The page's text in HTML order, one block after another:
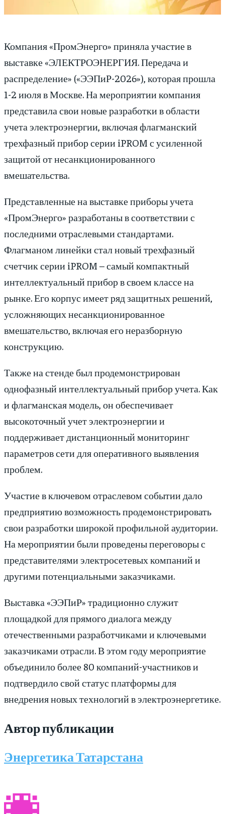
Компания «ПромЭнерго» приняла участие в
выставке «ЭЛЕКТРОЭНЕРГИЯ. Передача и
распределение» («ЭЭПиР-2026»), которая прошла
1-2 июля в Москве. На мероприятии компания
представила свои новые разработки в области
учета электроэнергии, включая флагманский
трехфазный прибор серии iPROM с усиленной
защитой от несанкционированного
вмешательства.
Представленные на выставке приборы учета
«ПромЭнерго» разработаны в соответствии с
последними отраслевыми стандартами.
Флагманом линейки стал новый трехфазный
счетчик серии iPROM – самый компактный
интеллектуальный прибор в своем классе на
рынке. Его корпус имеет ряд защитных решений,
усложняющих несанкционированное
вмешательство, включая его неразборную
конструкцию.
Также на стенде был продемонстрирован
однофазный интеллектуальный прибор учета. Как
и флагманская модель, он обеспечивает
высокоточный учет электроэнергии и
поддерживает дистанционный мониторинг
параметров сети для оперативного выявления
проблем.
Участие в ключевом отраслевом событии дало
предприятию возможность продемонстрировать
свои разработки широкой профильной аудитории.
На мероприятии были проведены переговоры с
представителями электросетевых компаний и
другими потенциальными заказчиками.
Выставка «ЭЭПиР» традиционно служит
площадкой для прямого диалога между
отечественными разработчиками и ключевыми
заказчиками отрасли. В этом году мероприятие
объединило более 80 компаний-участников и
подтвердило свой статус платформы для
внедрения новых технологий в электроэнергетике.
Автор публикации
Энергетика Татарстана